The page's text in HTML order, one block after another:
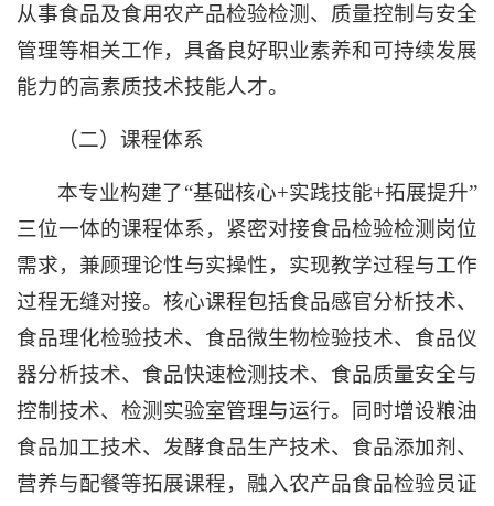
从事食品及食用农产品检验检测、质量控制与安全
管理等相关工作，具备良好职业素养和可持续发展
能力的高素质技术技能人才。
（二）课程体系
本专业构建了“基础核心+实践技能+拓展提升”
三位一体的课程体系，紧密对接食品检验检测岗位
需求，兼顾理论性与实操性，实现教学过程与工作
过程无缝对接。核心课程包括食品感官分析技术、
食品理化检验技术、食品微生物检验技术、食品仪
器分析技术、食品快速检测技术、食品质量安全与
控制技术、检测实验室管理与运行。同时增设粮油
食品加工技术、发酵食品生产技术、食品添加剂、
营养与配餐等拓展课程，融入农产品食品检验员证